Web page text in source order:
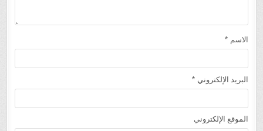
الاسم *
البريد الإلكتروني *
الموقع الإلكتروني